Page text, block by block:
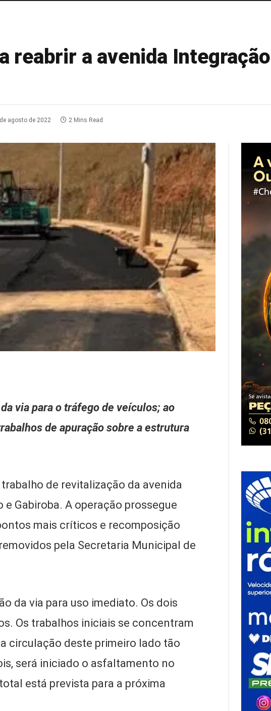
reabrir a avenida
agosto de 2022 2 Mins Read
via para o tráfego de veículos; ao
de apuração sobre a estrutura
de revitalização da avenida
Gabiroba. A operação prossegue
mais críticos e recomposição
pela Secretaria Municipal de
da via para uso imediato. Os dois
Os trabalhos iniciais se concentram
circulação deste primeiro lado tão
será iniciado o asfaltamento no
está prevista para a próxima